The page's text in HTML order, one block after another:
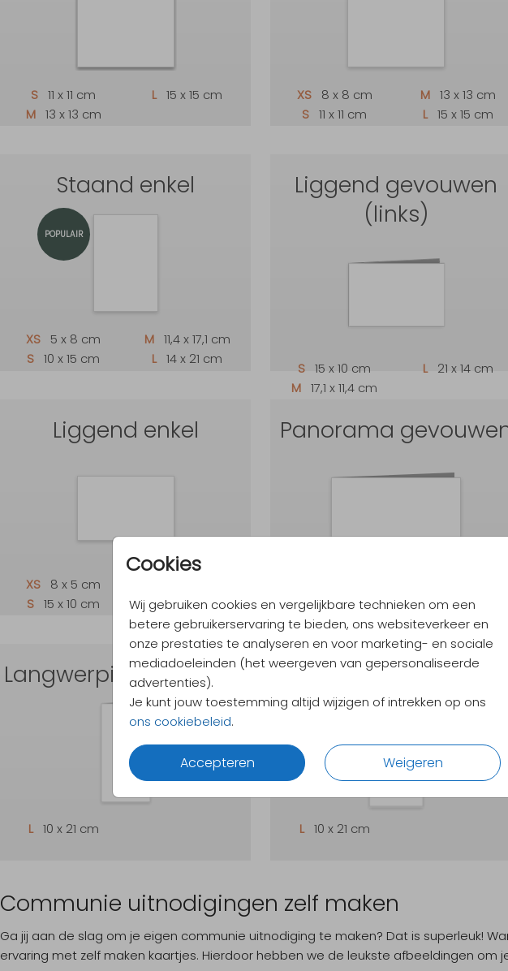
Cookies
Wij gebruiken cookies en vergelijkbare technieken om een
betere gebruikerservaring te bieden, ons websiteverkeer en
onze prestaties te analyseren en voor marketing- en sociale
mediadoeleinden (het weergeven van gepersonaliseerde
advertenties).
Je kunt jouw toestemming altijd wijzigen of intrekken op ons
ons cookiebeleid.
Accepteren Weigeren
S 11 x 11 cm
M 13 x 13 cm
L 15 x 15 cm XS
8 x 8 cm
S 11 x 11 cm
M 13 x 13 cm
L 15 x 15 cm
Staand enkel
POPULAIR
XS
5 x 8 cm
S 10 x 15 cm
M 11,4 x 17,1 cm
L 14 x 21 cm
Liggend gevouwen
(links)
S 15 x 10 cm
M 17,1 x 11,4 cm
L 21 x 14 cm
Liggend enkel
XS
8 x 5 cm
S 15 x 10 cm
L 21 x 14 cm
Panorama
Langwerpig gevouwen
L 10 x 21 cm
Langwerpig
L 10 x 21 cm
Communie uitnodigingen zelf maken
Ga jij aan de slag om je eigen communie uitnodiging te maken? Dat is superleuk!
ervaring met zelf maken kaartjes. Hierdoor hebben we de leukste afbeeldingen om